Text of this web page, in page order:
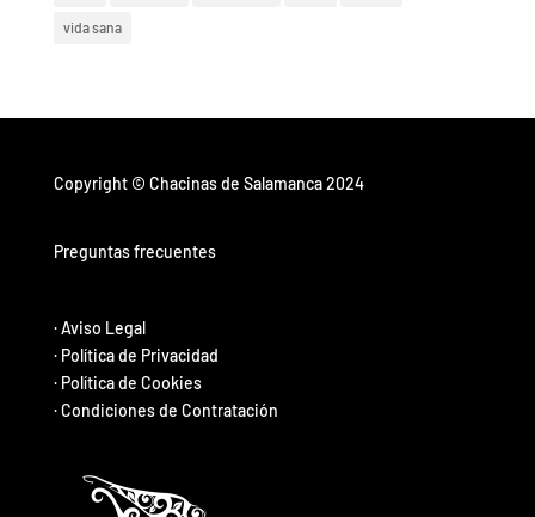
vida sana
Copyright © Chacinas de Salamanca 2024
Preguntas frecuentes
·Aviso Legal
· Política de Privacidad
· Política de Cookies
·Condiciones de Contratación